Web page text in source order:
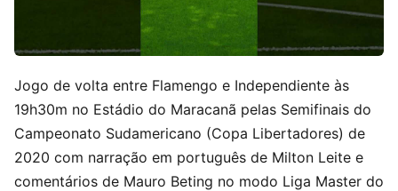
Jogo de volta entre Flamengo e Independiente às
19h30m no Estádio do Maracanã pelas Semifinais do
Campeonato Sudamericano (Copa Libertadores) de
2020 com narração em português de Milton Leite e
comentários de Mauro Beting no modo Liga Master do